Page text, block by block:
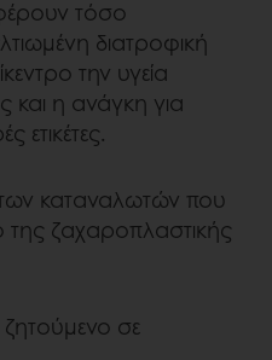
τόσο
διατροφική
την υγεία
και η ανάγκη για
ετικέτες.
καταναλωτών που
ζαχαροπλαστικής
σε